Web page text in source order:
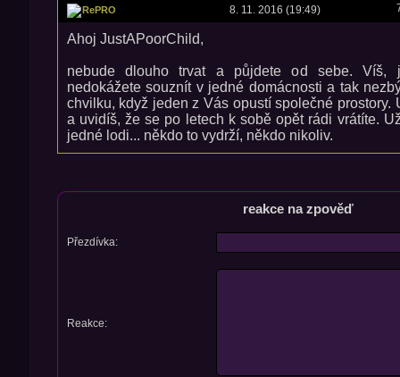
RePRO 8. 11. 2016 (19:49)
Ahoj JustAPoorChild,
nebude dlouho trvat a půjdete od sebe. Víš,
nedokážete souznít v jedné domácnosti a tak
chvilku, když jeden z Vás opustí společné prostory.
a uvidíš, že se po letech k sobě opět rádi vrátíte.
jedné lodi... někdo to vydrží, někdo nikoliv.
reakce na zpověď
Přezdívka:
Reakce: